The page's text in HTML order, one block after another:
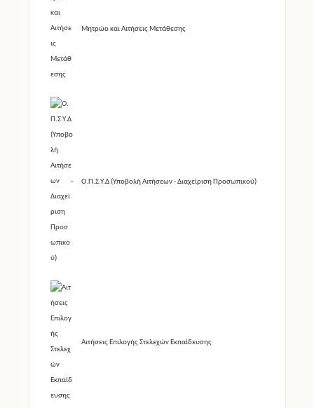
Μητρώο και Αιτήσεις Μετάθεσης
Ο.Π.Σ.Υ.Δ (Υποβολή Αιτήσεων - Διαχείριση Προσωπικού)
Αιτήσεις Επιλογής Στελεχών Εκπαίδευσης